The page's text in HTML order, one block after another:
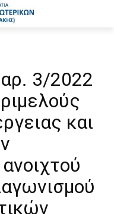
αρ. 3/2022
και